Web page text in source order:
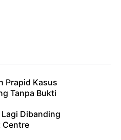
Prapid Kasus
Tanpa Bukti
Dibanding
Centre